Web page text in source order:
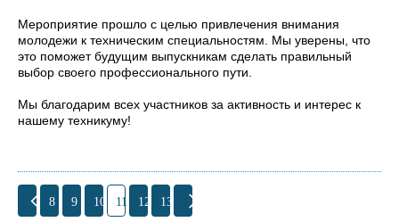
Мероприятие прошло с целью привлечения внимания
молодежи к техническим специальностям. Мы уверены, что
это поможет будущим выпускникам сделать правильный
выбор своего профессионального пути.
Мы благодарим всех участников за активность и интерес к
нашему техникуму!
8 9 10 11 12 13